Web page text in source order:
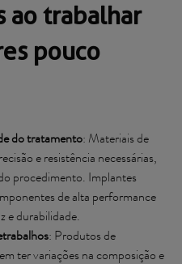
ao trabalhar
pouco
do tratamento: Materiais de
e resistência necessárias,
procedimento. Implantes
de alta performance
e durabilidade.
: Produtos de
ter variações na composição e